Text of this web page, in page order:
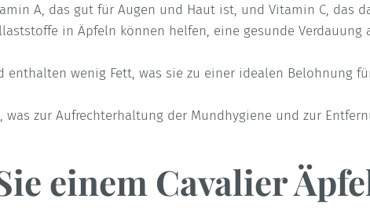
A, das gut für Augen und Haut ist, und Vitamin C, das
in Äpfeln können helfen, eine gesunde Verdauung
wenig Fett, was sie zu einer idealen Belohnung
was zur Aufrechterhaltung der Mundhygiene und zur
einem Cavalier